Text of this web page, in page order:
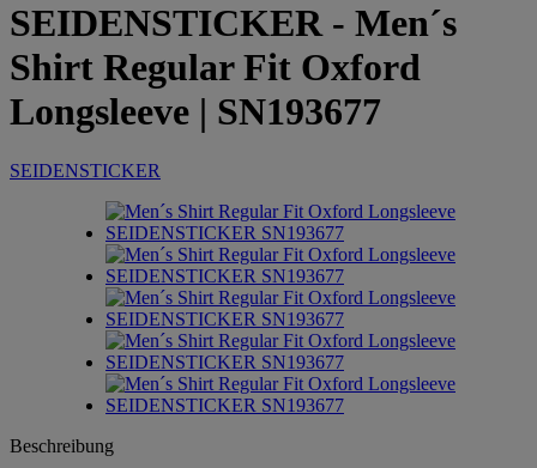
SEIDENSTICKER- Men´s
Shirt Regular Fit Oxford
Longsleeve | SN193677
SEIDENSTICKER
Beschreibung